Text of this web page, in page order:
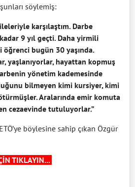
söylemiş:
karşılaştım. Darbe
9 yıl geçti. Daha yirmili
öğrenci bugün 30 yaşında.
yaşlanıyorlar, hayattan kopmuş
yönetim kademesinde
bilmeyen kimi kursiyer, kimi
Aralarında emir komuta
cezaevinde tutuluyorlar.”
böylesine sahip çıkan Özgür
TIKLAYIN...